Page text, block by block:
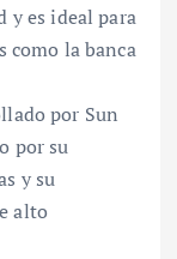
y es ideal para
como la banca
por Sun
por su
y su
alto